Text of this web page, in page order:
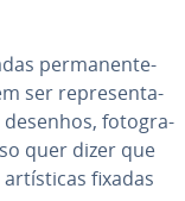
per­ma­nen­te­
ser re­pre­sen­ta­
desenhos, fo­to­gra­
quer dizer que
fixadas